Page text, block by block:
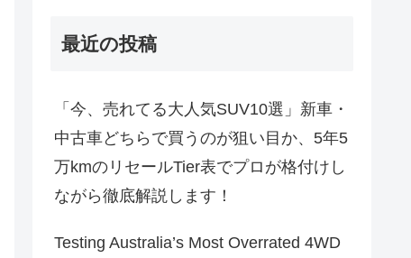
最近の投稿
「今、売れてる大人気SUV10選」新車・
中古車どちらで買うのが狙い目か、5年5
万kmのリセールTier表でプロが格付けし
ながら徹底解説します！
Testing Australia’s Most Overrated 4WD